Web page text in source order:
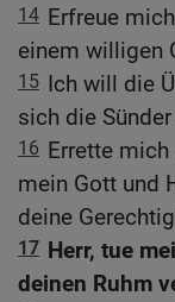
14 Erfreue
einem willigen
15 Ich will die
sich die
16 Errette
mein Gott und
deine
17 Herr, tue
deinen Ruhm